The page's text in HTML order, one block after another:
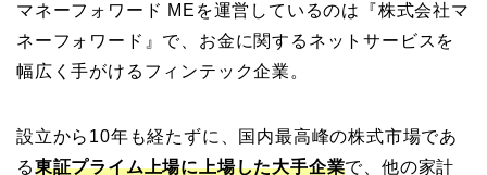
マネーフォワード MEを運営しているのは『株式会社マ
ネーフォワード』で、お金に関するネットサービスを
幅広く手がけるフィンテック企業。
設立から10年も経たずに、国内最高峰の株式市場であ
る東証プライム上場に上場した大手企業で、他の家計